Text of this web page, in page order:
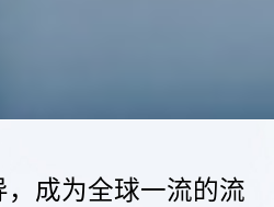
成为全球一流的流